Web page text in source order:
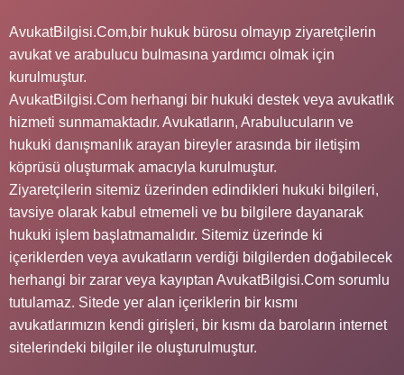
AvukatBilgisi.Com,bir hukuk bürosu olmayıp ziyaretçilerin
avukat ve arabulucu bulmasına yardımcı olmak için
kurulmuştur.
AvukatBilgisi.Com herhangi bir hukuki destek veya avukatlık
hizmeti sunmamaktadır. Avukatların, Arabulucuların ve
hukuki danışmanlık arayan bireyler arasında bir iletişim
köprüsü oluşturmak amacıyla kurulmuştur.
Ziyaretçilerin sitemiz üzerinden edindikleri hukuki bilgileri,
tavsiye olarak kabul etmemeli ve bu bilgilere dayanarak
hukuki işlem başlatmamalıdır. Sitemiz üzerinde ki
içeriklerden veya avukatların verdiği bilgilerden doğabilecek
herhangi bir zarar veya kayıptan AvukatBilgisi.Com sorumlu
tutulamaz. Sitede yer alan içeriklerin bir kısmı
avukatlarımızın kendi girişleri, bir kısmı da baroların internet
sitelerindeki bilgiler ile oluşturulmuştur.